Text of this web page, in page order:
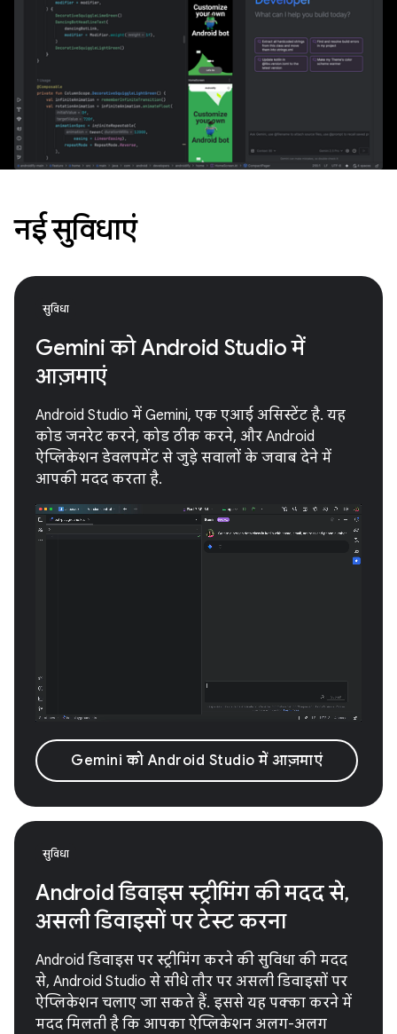
नई सुविधाएं
सुविधा
Gemini को Android Studio में
आज़माएं
Android Studio में Gemini, एक एआई असिस्टेंट है. यह
कोड जनरेट करने, कोड ठीक करने, और Android
ऐप्लिकेशन डेवलपमेंट से जुड़े सवालों के जवाब देने में
आपकी मदद करता है.
Gemini को Android Studio में आज़माएं
सुविधा
Android डिवाइस स्ट्रीमिंग की मदद से,
असली डिवाइसों पर टेस्ट करना
Android डिवाइस पर स्ट्रीमिंग करने की सुविधा की मदद
से, Android Studio से सीधे तौर पर असली डिवाइसों पर
ऐप्लिकेशन चलाए जा सकते हैं. इससे यह पक्का करने में
मदद मिलती है कि आपका ऐप्लिकेशन अलग-अलग